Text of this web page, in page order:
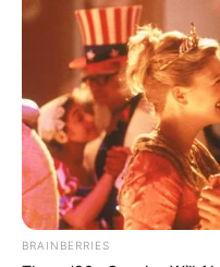
Detail
Judul: Jurnal Risa by Risa
BRAINBERRIES